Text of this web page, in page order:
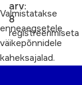
Valmistatakse
enneaegsetele
väikepõnnidele
kaheksajalad.
arv:
8
registreerimiseta